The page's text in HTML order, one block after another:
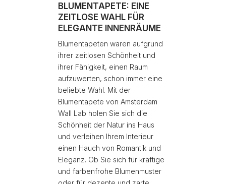
BLUMENTAPETE: EINE
ZEITLOSE WAHL FÜR
ELEGANTE INNENRÄUME
Blumentapeten waren aufgrund
ihrer zeitlosen Schönheit und
ihrer Fähigkeit, einen Raum
aufzuwerten, schon immer eine
beliebte Wahl. Mit der
Blumentapete von Amsterdam
Wall Lab holen Sie sich die
Schönheit der Natur ins Haus
und verleihen Ihrem Interieur
einen Hauch von Romantik und
Eleganz. Ob Sie sich für kräftige
und farbenfrohe Blumenmuster